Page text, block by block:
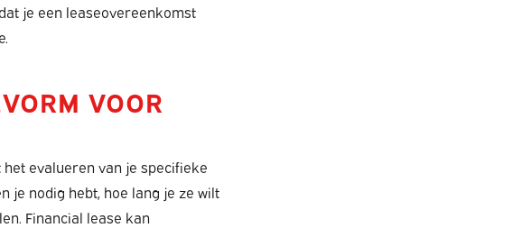
je een leaseovereenkomst
VOOR
evalueren van je specifieke
je nodig hebt, hoe lang je ze wilt
Financial lease kan